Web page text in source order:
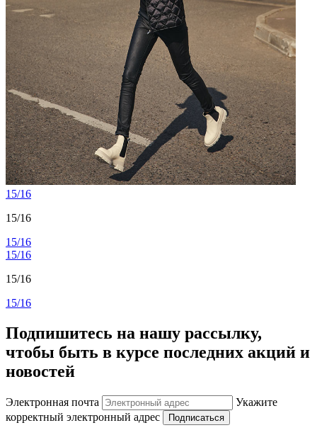
15/16
15/16
15/16
15/16
15/16
15/16
Подпишитесь на нашу рассылку,
чтобы быть в курсе последних акций и
новостей
Электронная почта
Укажите
корректный электронный адрес
Подписаться